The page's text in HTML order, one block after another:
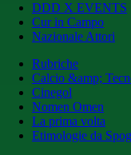
DDD X EVENTS
Cur in Campo
Nazionale Attori
Rubriche
Calcio &amp;
Cinegol
Nomen Omen
La prima volta
Etimologie da